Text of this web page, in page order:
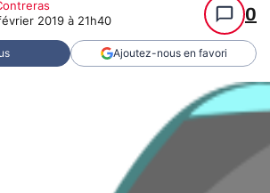
2019 à 21h40 0
Ajoutez-nous en favori